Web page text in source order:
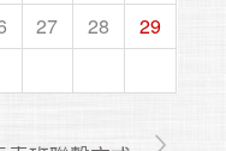
27 28
29